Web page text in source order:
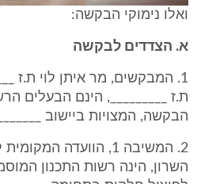
ואלו נימוקי הבקשה:
א. הצדדים לבקשה
1. המבקשים, מר איתן לוי ת.ז
ת.ז _________, הינם הבעלים
הבקשה, המצויות ביישוב
2. המשיבה 1, הוועדה
השרון, הינה רשות התכנון